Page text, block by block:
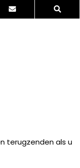
terugzenden als u